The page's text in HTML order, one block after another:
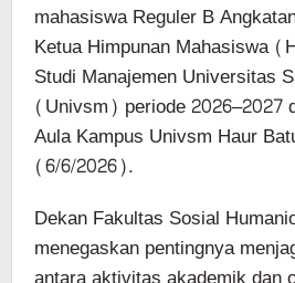
mahasiswa Reguler B
Ketua Himpunan Mahasiswa
Studi Manajemen Universitas
(Univsm) periode 2026–2027
Aula Kampus Univsm Haur
(6/6/2026).
Dekan Fakultas Sosial
menegaskan pentingnya